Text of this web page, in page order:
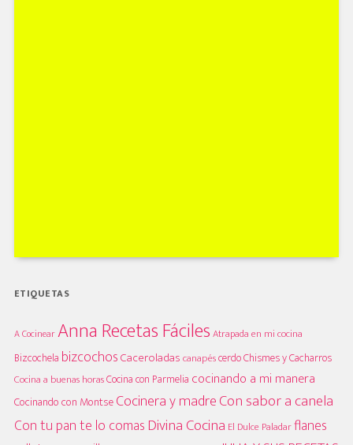
ETIQUETAS
A CocinearAnna Recetas FácilesAtrapada en mi cocina
Bizcochela bizcochosCaceroladascanapéscerdoChismes y Cacharros
Cocina a buenas horasCocina con Parmelia cocinando a mi manera
Cocinando con MontseCocinera y madreCon sabor a canela
Con tu pan te lo comasDivina Cocina El Dulce Paladarflanes